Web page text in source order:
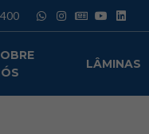
LÂMINAS